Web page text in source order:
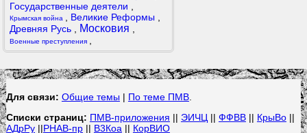
Государственные деятели
Крымская война Великие Реформы
Древняя Русь
Московия
Военные преступления
Для связи: Общие темы | По теме ПМВ.
Списки страниц: ПМВ-приложения || ЭИЧЦ || ФФВВ|| КрыВо||
АДрРу||РНАВ-пр|| В3Коа || КорВИО